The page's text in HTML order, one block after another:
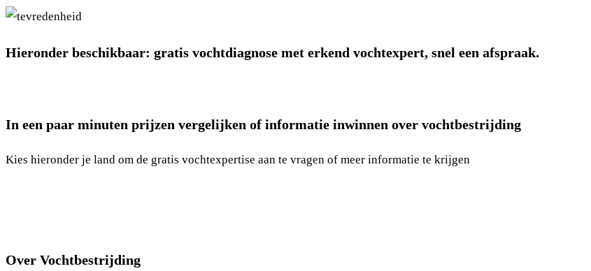
Hieronder beschikbaar: gratis vochtdiagnose met erkend vochtexpert, snel een afspraak.
In een paar minuten prijzen vergelijken of informatie inwinnen over vochtbestrijding
Kies hieronder je land om de gratis vochtexpertise aan te vragen of meer informatie te krijgen
Over Vochtbestrijding